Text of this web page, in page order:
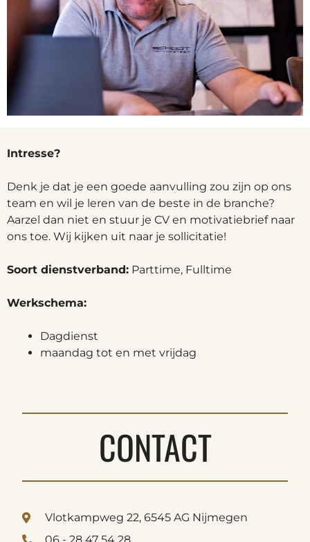
Intresse?
Denk je dat je een goede aanvulling zou zijn op ons
team en wil je leren van de beste in de branche?
Aarzel dan niet en stuur je CV en motivatiebrief naar
ons toe. Wij kijken uit naar je sollicitatie!
Soort dienstverband: Parttime, Fulltime
Werkschema:
Dagdienst
maandag tot en met vrijdag
CONTACT
Vlotkampweg 22, 6545 AG Nijmegen